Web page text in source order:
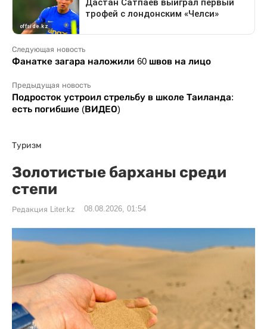
Следующая новость
Фанатке загара наложили 60 швов на лицо
Предыдущая новость
Подросток устроил стрельбу в школе Таиланда:
есть погибшие (ВИДЕО)
Туризм
Золотистые барханы среди
степи
Редакция Liter.kz 08.08.2026, 01:54